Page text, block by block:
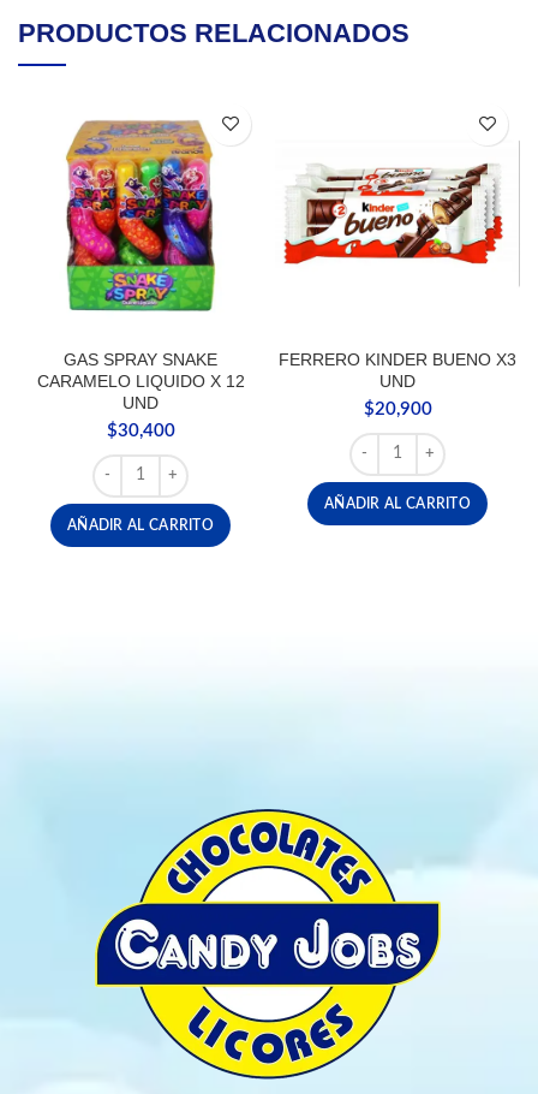
PRODUCTOS RELACIONADOS
GAS SPRAY SNAKE
CARAMELO LIQUIDO X 12
UND
$30,400
GAS SPRAY SNAKE CARAMELO LIQUIDO X 12 UND
AÑADIR AL CARRITO
FERRERO KINDER BUENO X3
UND
$20,900
FERRERO KINDER
AÑADIR AL CARRITO